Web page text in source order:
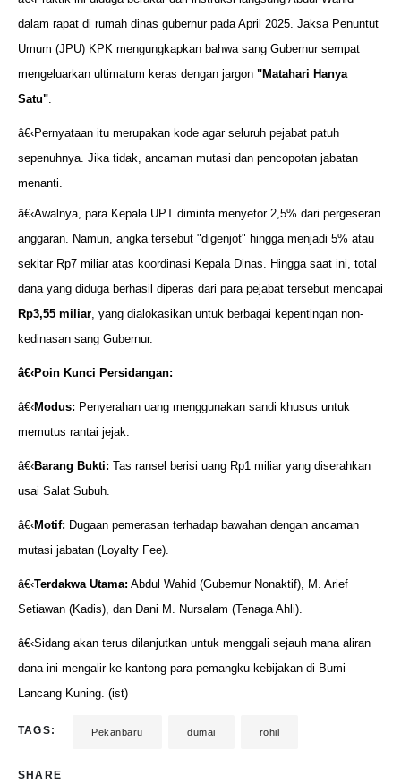
dalam rapat di rumah dinas gubernur pada April 2025. Jaksa Penuntut
Umum (JPU) KPK mengungkapkan bahwa sang Gubernur sempat
mengeluarkan ultimatum keras dengan jargon "Matahari Hanya
Satu"
â€‹Pernyataan itu merupakan kode agar seluruh pejabat patuh
sepenuhnya. Jika tidak, ancaman mutasi dan pencopotan jabatan
menanti.
â€‹Awalnya, para Kepala UPT diminta menyetor 2,5% dari pergeseran
anggaran. Namun, angka tersebut "digenjot" hingga menjadi 5% atau
sekitar Rp7 miliar atas koordinasi Kepala Dinas. Hingga saat ini, total
dana yang diduga berhasil diperas dari para pejabat tersebut mencapai
Rp3,55 miliar , yang dialokasikan untuk berbagai kepentingan non-
kedinasan sang Gubernur.
â€‹Poin Kunci Persidangan:
â€‹Modus: Penyerahan uang menggunakan sandi khusus untuk
memutus rantai jejak.
â€‹Barang Bukti: Tas ransel berisi uang Rp1 miliar yang diserahkan
usai Salat Subuh.
â€‹Motif: Dugaan pemerasan terhadap bawahan dengan ancaman
mutasi jabatan (Loyalty Fee).
â€‹Terdakwa Utama: Abdul Wahid (Gubernur Nonaktif), M. Arief
Setiawan (Kadis), dan Dani M. Nursalam (Tenaga Ahli).
â€‹Sidang akan terus dilanjutkan untuk menggali sejauh mana aliran
dana ini mengalir ke kantong para pemangku kebijakan di Bumi
Lancang Kuning. (ist)
TAGS: Pekanbaru dumai rohil
SHARE